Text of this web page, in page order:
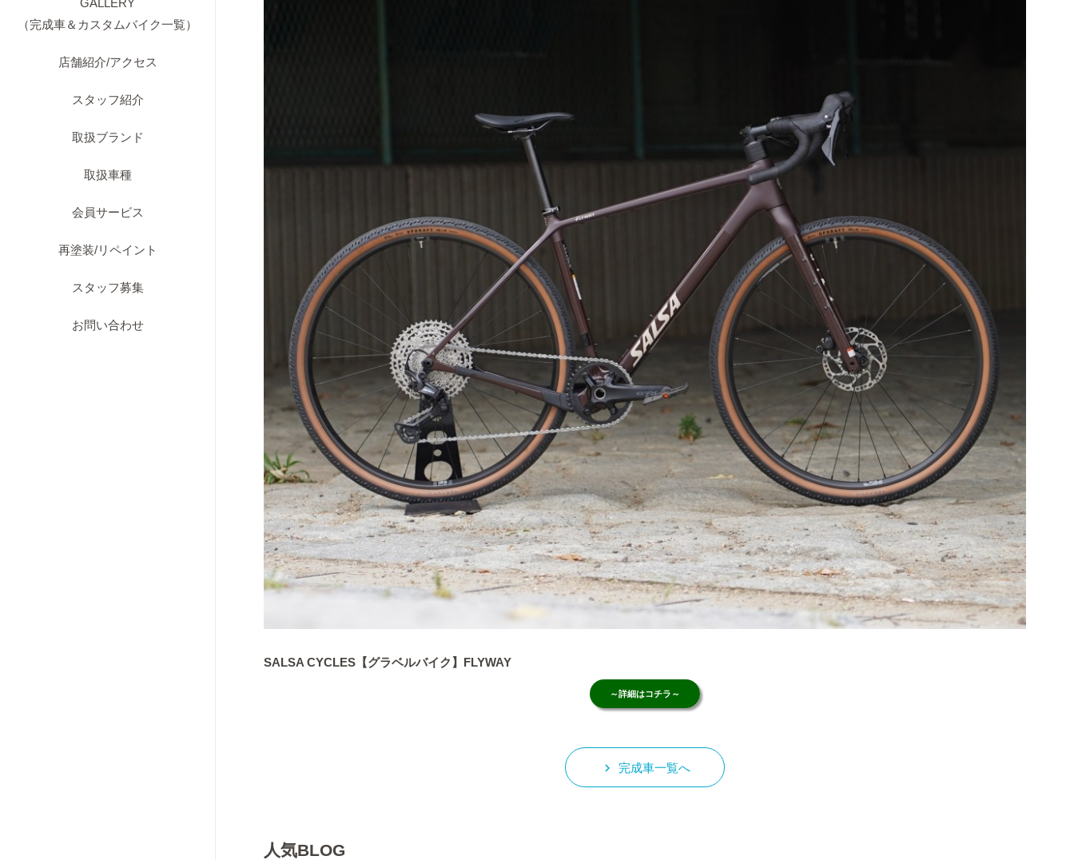
GALLERY
（完成車＆カスタムバイク一覧）
店舗紹介/アクセス
スタッフ紹介
取扱ブランド
取扱車種
会員サービス
再塗装/リペイント
スタッフ募集
お問い合わせ
SALSA CYCLES 【グラベルバイク】FLYWAY
～詳細はコチラ～
keyboard_arrow_right 完成車一覧へ
人気BLOG